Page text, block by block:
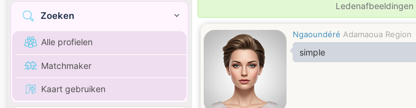
Zoeken
Alle profielen
Matchmaker
Kaart gebruiken
Ngaoundéré Adamaoua Region
simple